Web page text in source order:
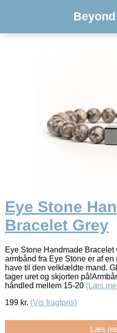
Eye Stone
Bracelet Grey
Eye Stone Handmade
armbånd fra Eye Stone er af
have til den velklældte mand.
tager uret og skjorten
håndled mellem 15-20 (Læs
199 kr. (Vis fragtpris)
Læs